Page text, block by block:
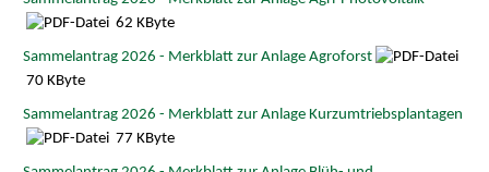
62 KByte
Sammelantrag 2026 - Merkblatt zur Anlage Agroforst
70 KByte
Sammelantrag 2026 - Merkblatt zur Anlage Kurzumtriebsplantagen
77 KByte